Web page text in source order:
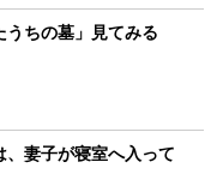
うちの墓」見てみる
、妻子が寝室へ入って